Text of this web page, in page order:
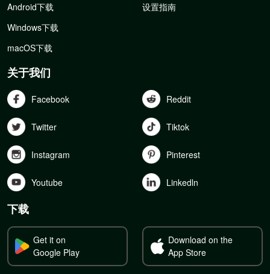
Android下载
Windows下载
macOS下载
设置指南
关于我们
Facebook Reddit
Twitter Tiktok
Instagram Pinterest
Youtube Linkedln
下载
Get it on
Google Play
Download on the
App Store